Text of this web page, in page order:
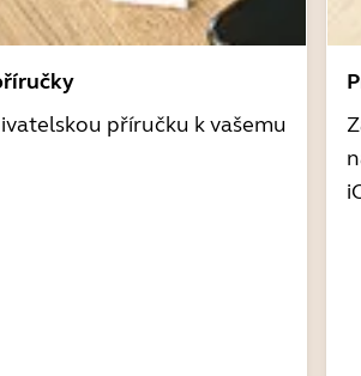
příručku k vašemu